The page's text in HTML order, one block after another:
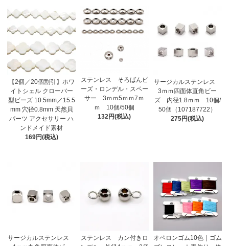
【2個／20個割引】ホワ
イトシェル クローバー
型ビーズ 10.5mm／15.5
mm 穴径0.8mm 天然貝
パーツ アクセサリー ハ
ンドメイド素材
169円(税込)
ステンレス そろばんビ
ーズ・ロンデル・スペー
サー 3ｍｍ5ｍｍ7ｍ
ｍ 10個/50個
132円(税込)
サージカルステンレス
3ｍｍ四面体直角ビー
ズ 内径1.8ｍｍ 10個/
50個（107187722）
275円(税込)
サージカルステンレス
ステンレス カン付きロ
オペロンゴム10色｜ゴム